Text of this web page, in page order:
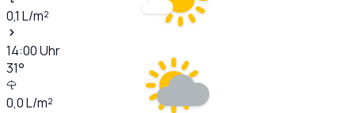
0,1 L/m²
14:00Uhr
31°
0,0L/m²